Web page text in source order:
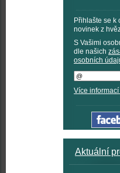
Přihlašte se k
novinek z
S Vašimi
dle našich
osobních
Více
Aktuální